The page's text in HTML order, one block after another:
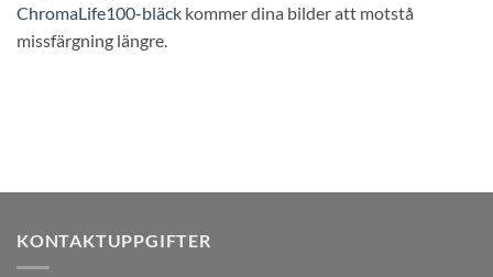
ChromaLife100-bläck kommer dina bilder att motstå
missfärgning längre.
KONTAKTUPPGIFTER